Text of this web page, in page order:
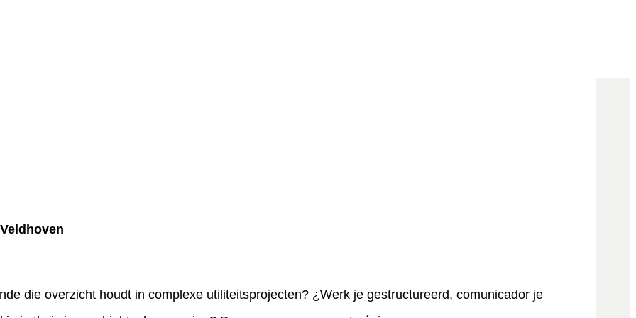
die overzicht houdt in complexe utiliteitsprojecten? ¿Werk je gestructureerd, comunicador je